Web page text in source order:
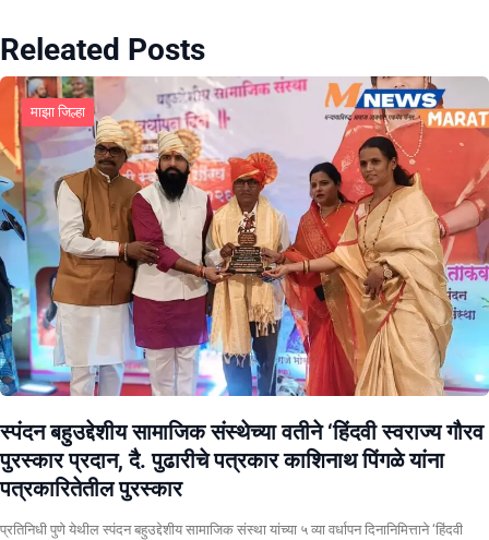
Releated Posts
माझा जिल्हा
स्पंदन बहुउद्देशीय सामाजिक संस्थेच्या वतीने ‘हिंदवी स्वराज्य गौरव
पुरस्कार प्रदान, दै. पुढारीचे पत्रकार काशिनाथ पिंगळे यांना
पत्रकारितेतील पुरस्कार
प्रतिनिधी पुणे येथील स्पंदन बहुउद्देशीय सामाजिक संस्था यांच्या ५ व्या वर्धापन दिनानिमित्ताने ‘हिंदवी